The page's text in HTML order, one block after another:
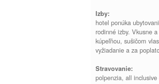
Izby:
hotel ponúka
rodinné izby. Vkusne
kúpeľňou, sušičom
vyžiadanie a za
Stravovanie:
polpenzia, all